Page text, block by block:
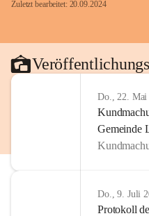
Zuletzt bearbeitet: 20.09.2024
Do., 22. Mai
Gemeinde
Do., 9. Juli
Protokoll